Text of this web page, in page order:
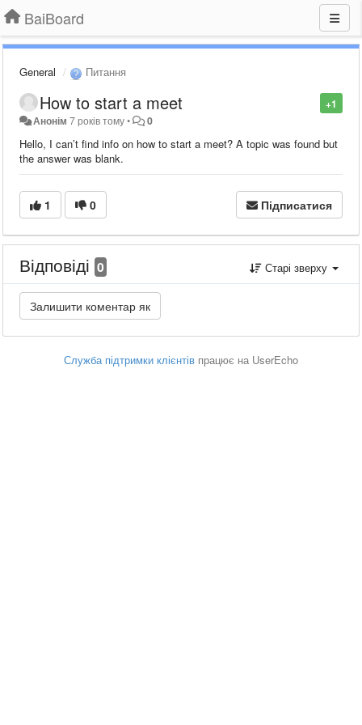
BaiBoard
General Питання
+1
How to start a meet
Анонім 7 років тому• 0
Hello, I can’t find info on how to start a meet? A topic was found but
the answer was blank.
1 0 Підписатися
Відповіді 0 Старі зверху
Служба підтримки клієнтів працює на UserEcho